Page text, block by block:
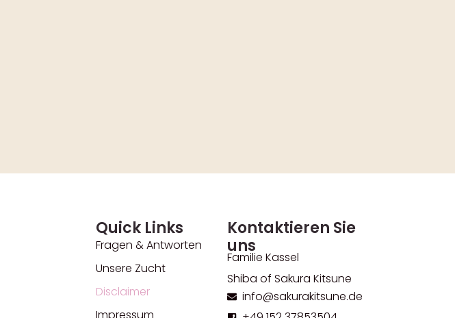
Quick Links
Fragen & Antworten
Unsere Zucht
Disclaimer
Kontaktieren Sie
uns
Familie Kassel
Shiba of Sakura Kitsune
info@sakurakitsune.de